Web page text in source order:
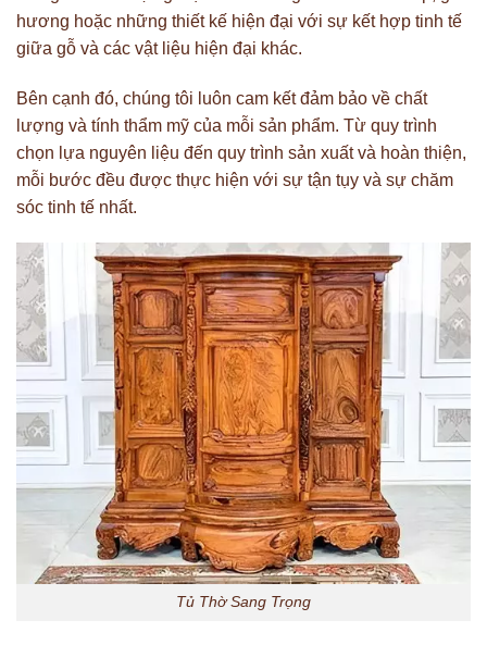
hương hoặc những thiết kế hiện đại với sự kết hợp tinh tế
giữa gỗ và các vật liệu hiện đại khác.
Bên cạnh đó, chúng tôi luôn cam kết đảm bảo về chất
lượng và tính thẩm mỹ của mỗi sản phẩm. Từ quy trình
chọn lựa nguyên liệu đến quy trình sản xuất và hoàn thiện,
mỗi bước đều được thực hiện với sự tận tụy và sự chăm
sóc tinh tế nhất.
Tủ Thờ Sang Trọng